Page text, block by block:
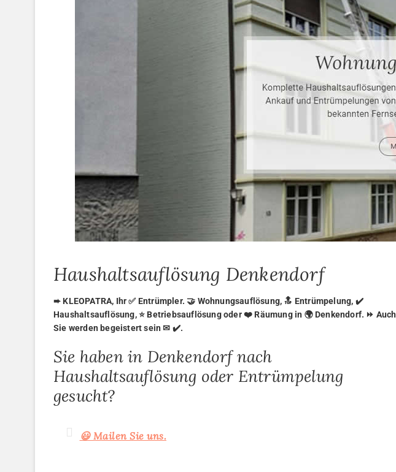
Haushaltsauflösung Denkendorf
➨ KLEOPATRA, Ihr ✅ Entrümpler. 🤝 Wohnungsauflösung, 🔝 Entrümpelung, ✔️
Haushaltsauflösung, ⭐ Betriebsauflösung oder ❤️ Räumung in 🌍 Denkendorf. ⏩ Auch
Sie werden begeistert sein ✉ ✔️.
Sie haben in Denkendorf nach
Haushaltsauflösung oder Entrümpelung
gesucht?
😃 Mailen Sie uns.